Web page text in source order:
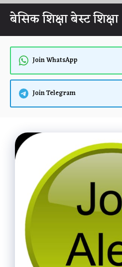
Skip
content
बेसिक शिक्षा बेस्ट शिक्षा
Join WhatsApp
Join Telegram